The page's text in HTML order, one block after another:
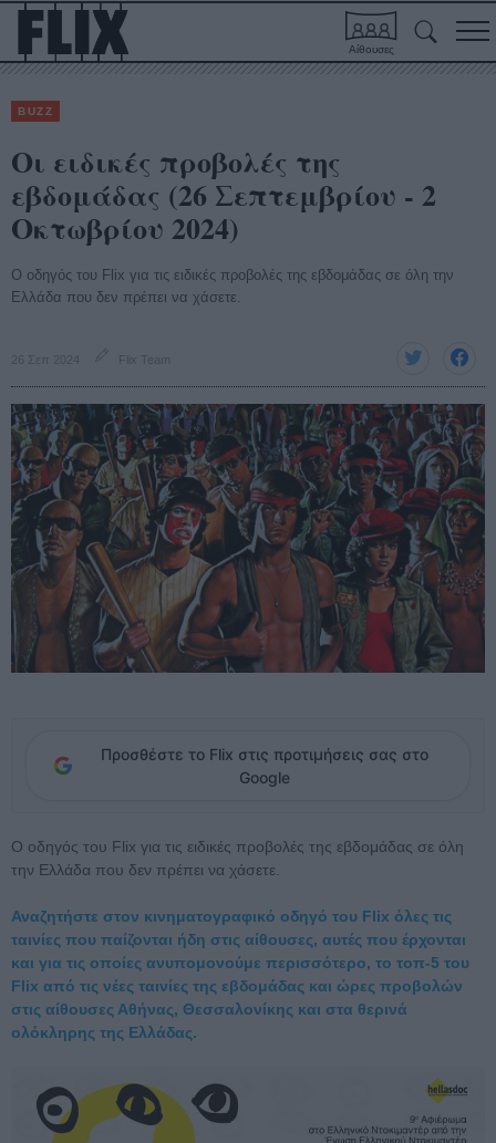
Αίθουσες
BUZZ
Οι ειδικές προβολές της
εβδομάδας (26 Σεπτεμβρίου - 2
Οκτωβρίου 2024)
Ο οδηγός του Flix για τις ειδικές προβολές της εβδομάδας σε όλη την
Ελλάδα που δεν πρέπει να χάσετε.
26 Σεπ 2024 Flix Team
Προσθέστε το Flix στις προτιμήσεις σας στο
Google
Ο οδηγός του Flix για τις ειδικές προβολές της εβδομάδας σε όλη
την Ελλάδα που δεν πρέπει να χάσετε.
Αναζητήστε στον κινηματογραφικό οδηγό του Flix όλες τις
ταινίες που παίζονται ήδη στις αίθουσες, αυτές που έρχονται
και για τις οποίες ανυπομονούμε περισσότερο, το τοπ-5 του
Flix από τις νέες ταινίες της εβδομάδας και ώρες προβολών
στις αίθουσες Αθήνας, Θεσσαλονίκης και στα θερινά
ολόκληρης της Ελλάδας.